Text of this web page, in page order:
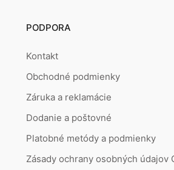
PODPORA
Kontakt
Obchodné podmienky
Záruka a reklamácie
Dodanie a poštovné
Platobné metódy a podmienky
Zásady ochrany osobných údajov